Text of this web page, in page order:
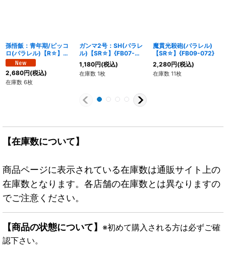
孫悟飯：青年期/ピッコ
ロ(パラレル)【R☆】
{FB10-057}
2,680円(税込)
在庫数 6枚
ガンマ2号：SH(パラレ
ル)【SR☆】{FB07-
052}
1,180円(税込)
在庫数 1枚
魔貫光殺砲(パラレル)
【SR☆】{FB09-072}
2,280円(税込)
在庫数 11枚
【在庫数について】
商品ページに表示されている在庫数は通販サイト上の
在庫数となります。各店舗の在庫数とは異なりますの
でご注意ください。
【商品の状態について】 ※初めて購入される方は必ずご確
認下さい。